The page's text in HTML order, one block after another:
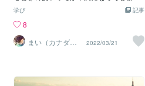
類ものキックを学んだとしてもその1つ1
く、逆にたった１種類のキックでも何万
回と練習してその技を極めればものすご
く強力な武器になるということをブルー
結果が出ないときは、いろんな方法をた
問題があります。「Really？」とか「I se
が、あまりに多用すると、相手に「この
人、本当にちゃんと私の話聞いてんのか
な？」なんて疑いを抱かせてしまうかも
のフレーズです。「Is that all?」簡単でし
記事
学び
8
まい（カナダ在
住）
2022/03/21